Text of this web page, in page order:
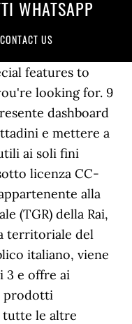
WHATSAPP
CONTACT US
features to
looking for. 9
dashboard
e mettere a
ai soli fini
licenza CC-
alla
(TGR) della Rai,
territoriale del
italiano, viene
3 e offre ai
prodotti
tutte le altre